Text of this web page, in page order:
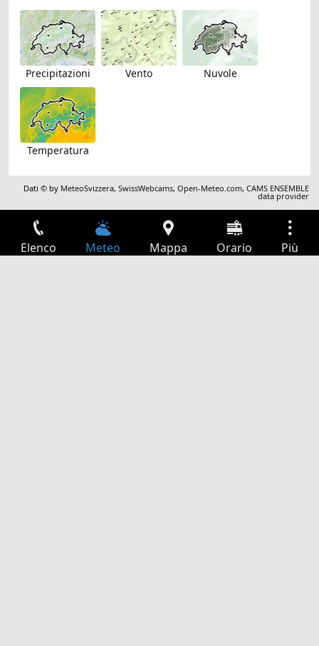
Precipitazioni Vento Nuvole
Temperatura
Dati © by MeteoSvizzera,SwissWebcams,Open-Meteo.com,CAMS ENSEMBLE
data provider
Elenco Meteo Mappa Orario Più